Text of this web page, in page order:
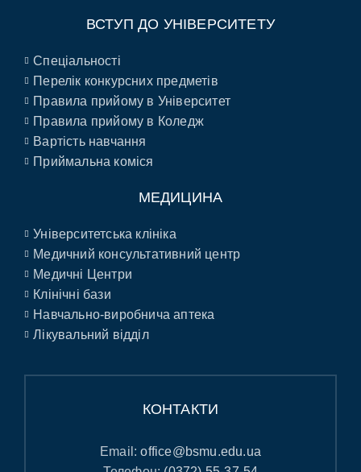
ВСТУП ДО УНІВЕРСИТЕТУ
Спеціальності
Перелік конкурсних предметів
Правила прийому в Університет
Правила прийому в Коледж
Вартість навчання
Приймальна коміся
МЕДИЦИНА
Університетська клініка
Медичний консультативний центр
Медичні Центри
Клінічні бази
Навчально-виробнича аптека
Лікувальний відділ
КОНТАКТИ
Email:office@bsmu.edu.ua